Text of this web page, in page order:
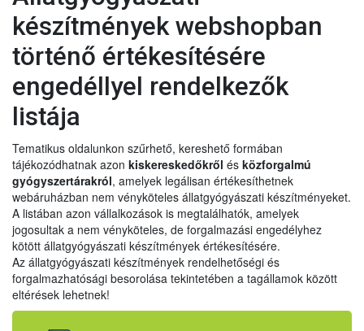
készítmények webshopban
történő értékesítésére
engedéllyel rendelkezők
listája
Tematikus oldalunkon szűrhető, kereshető formában
tájékozódhatnak azon kiskereskedőkről és közforgalmú
gyógyszertárakról, amelyek legálisan értékesíthetnek
webáruházban nem vényköteles állatgyógyászati készítményeket.
A listában azon vállalkozások is megtalálhatók, amelyek
jogosultak a nem vényköteles, de forgalmazási engedélyhez
kötött állatgyógyászati készítmények értékesítésére.
Az állatgyógyászati készítmények rendelhetőségi és
forgalmazhatósági besorolása tekintetében a tagállamok között
eltérések lehetnek!